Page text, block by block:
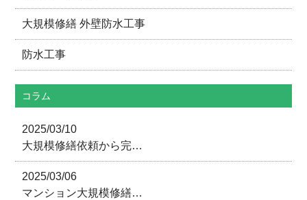
大規模修繕 外壁防水工事
防水工事
コラム
2025/03/10
大規模修繕依頼から完…
2025/03/06
マンション大規模修繕…